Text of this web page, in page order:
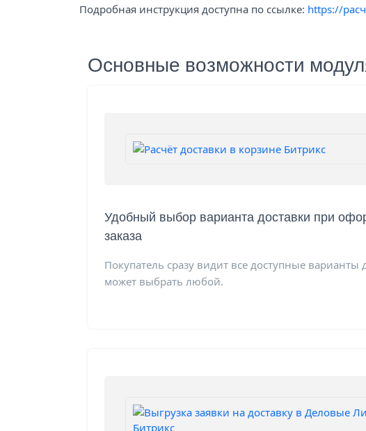
Подробная инструкция доступна по ссылке: https://
Основные возможности
Удобный выбор варианта доставки при
заказа
Покупатель сразу видит все доступные варианты
может выбрать любой.